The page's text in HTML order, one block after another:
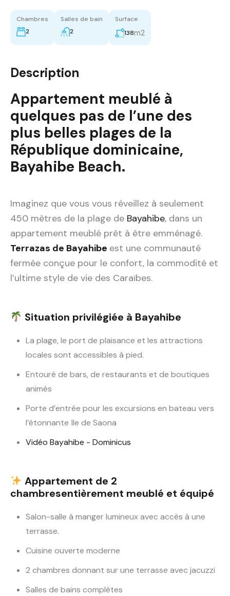
Chambres
2
Salles de bain
2
Surface
138m2
Description
Appartement meublé à
quelques pas de l’une des
plus belles plages de la
République dominicaine,
Bayahibe Beach.
Imaginez que vous vous réveillez à seulement
450 mètres de la plage de Bayahibe, dans un
appartement meublé prêt à être emménagé.
Terrazas de Bayahibe est une communauté
fermée conçue pour le confort, la commodité et
l’ultime style de vie des Caraïbes.
Situation privilégiée à Bayahibe
La plage, le port de plaisance et les attractions
locales sont accessibles à pied.
Entouré de bars, de restaurants et de boutiques
animés
Porte d’entrée pour les excursions en bateau vers
l’étonnante île de Saona
Vidéo Bayahibe - Dominicus
Appartement de 2
chambresentièrement meublé et équipé
Salon-salle à manger lumineux avec accès à une
terrasse.
Cuisine ouverte moderne
2 chambres donnant sur une terrasse avec jacuzzi
Salles de bains complètes